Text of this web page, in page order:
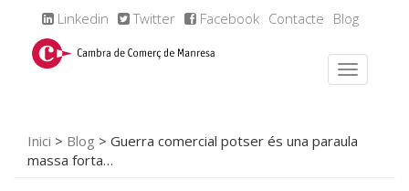
Linkedin Twitter Facebook Contacte Blog
Inici > Blog > Guerra comercial potser és una paraula
massa forta…